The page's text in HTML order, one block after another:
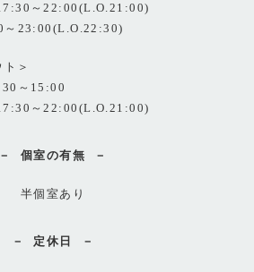
～22:00(L.O.21:00)
～23:00(L.O.22:30)
＞
～15:00
～22:00(L.O.21:00)
個室の有無
半個室あり
定休日